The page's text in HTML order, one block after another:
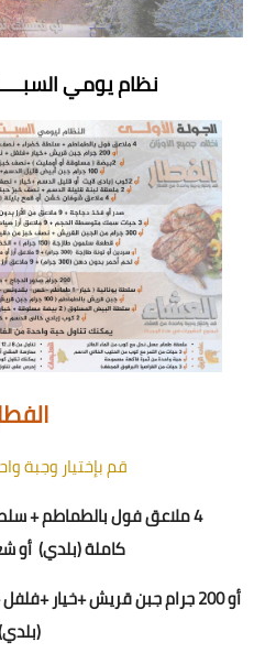
نظام يومي
قم بإختيار وجبة
4 ملاعق فول بالطماطم + سلطة خضراء
كاملة(بلدي) أو
أو200جرام جبن قريش +خيار +فلفل